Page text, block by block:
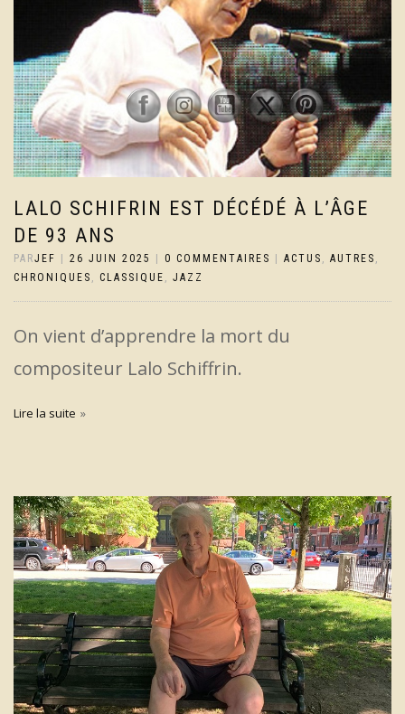
LALO SCHIFRIN EST DÉCÉDÉ À L’ÂGE
DE 93 ANS
PARJEF 26 JUIN 2025 0 COMMENTAIRES ACTUS , AUTRES ,
CHRONIQUES , CLASSIQUE , JAZZ
On vient d’apprendre la mort du
compositeur Lalo Schiffrin.
Lire la suite